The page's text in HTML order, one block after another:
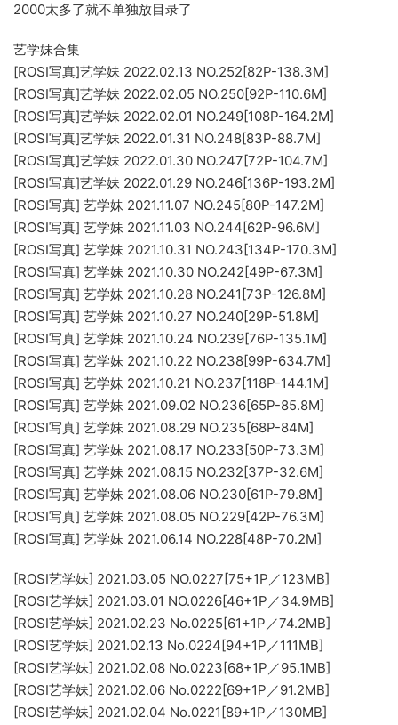
2000太多了就不单独放目录了
艺学妹合集
[ROSI写真]艺学妹 2022.02.13 NO.252[82P-138.3M]
[ROSI写真]艺学妹 2022.02.05 NO.250[92P-110.6M]
[ROSI写真]艺学妹 2022.02.01 NO.249[108P-164.2M]
[ROSI写真]艺学妹 2022.01.31 NO.248[83P-88.7M]
[ROSI写真]艺学妹 2022.01.30 NO.247[72P-104.7M]
[ROSI写真]艺学妹 2022.01.29 NO.246[136P-193.2M]
[ROSI写真] 艺学妹 2021.11.07 NO.245[80P-147.2M]
[ROSI写真] 艺学妹 2021.11.03 NO.244[62P-96.6M]
[ROSI写真] 艺学妹 2021.10.31 NO.243[134P-170.3M]
[ROSI写真] 艺学妹 2021.10.30 NO.242[49P-67.3M]
[ROSI写真] 艺学妹 2021.10.28 NO.241[73P-126.8M]
[ROSI写真] 艺学妹 2021.10.27 NO.240[29P-51.8M]
[ROSI写真] 艺学妹 2021.10.24 NO.239[76P-135.1M]
[ROSI写真] 艺学妹 2021.10.22 NO.238[99P-634.7M]
[ROSI写真] 艺学妹 2021.10.21 NO.237[118P-144.1M]
[ROSI写真] 艺学妹 2021.09.02 NO.236[65P-85.8M]
[ROSI写真] 艺学妹 2021.08.29 NO.235[68P-84M]
[ROSI写真] 艺学妹 2021.08.17 NO.233[50P-73.3M]
[ROSI写真] 艺学妹 2021.08.15 NO.232[37P-32.6M]
[ROSI写真] 艺学妹 2021.08.06 NO.230[61P-79.8M]
[ROSI写真] 艺学妹 2021.08.05 NO.229[42P-76.3M]
[ROSI写真] 艺学妹 2021.06.14 NO.228[48P-70.2M]
[ROSI艺学妹] 2021.03.05 NO.0227[75+1P／123MB]
[ROSI艺学妹] 2021.03.01 NO.0226[46+1P／34.9MB]
[ROSI艺学妹] 2021.02.23 No.0225[61+1P／74.2MB]
[ROSI艺学妹] 2021.02.13 No.0224[94+1P／111MB]
[ROSI艺学妹] 2021.02.08 No.0223[68+1P／95.1MB]
[ROSI艺学妹] 2021.02.06 No.0222[69+1P／91.2MB]
[ROSI艺学妹] 2021.02.04 No.0221[89+1P／130MB]